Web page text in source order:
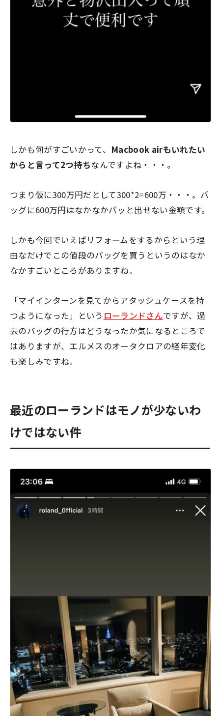
しかも何がすごいかって、 Macbook airもいれたい
からと言って2つ持ちなんですよね・・・。
つまり仮に300万円だとして300*2=600万・・・。バ
ッグに600万円はなかなかパッと出せない金額です。
しかも今回でいえばリフォームをするからという理
由なだけでこの値段のバッグを買うというのはなか
なかすごいところがありますね。
「マイインターンを見てからアタッシュケースを持
つようになった」という ローランドさんですが、過
去のバッグの行方はどうなったか気になるところで
はありますが、エルメスのオータクロアの経年変化
も楽しみですね。
最近のローランドはモノが少ないわ
けではない件